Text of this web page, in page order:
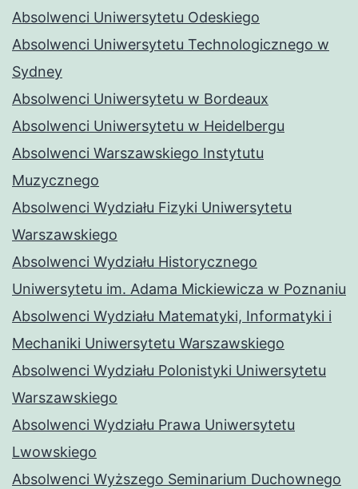
Absolwenci Uniwersytetu Odeskiego
Absolwenci Uniwersytetu Technologicznego w
Sydney
Absolwenci Uniwersytetu w Bordeaux
Absolwenci Uniwersytetu w Heidelbergu
Absolwenci Warszawskiego Instytutu
Muzycznego
Absolwenci Wydziału Fizyki Uniwersytetu
Warszawskiego
Absolwenci Wydziału Historycznego
Uniwersytetu im. Adama Mickiewicza w Poznaniu
Absolwenci Wydziału Matematyki, Informatyki i
Mechaniki Uniwersytetu Warszawskiego
Absolwenci Wydziału Polonistyki Uniwersytetu
Warszawskiego
Absolwenci Wydziału Prawa Uniwersytetu
Lwowskiego
Absolwenci Wyższego Seminarium Duchownego